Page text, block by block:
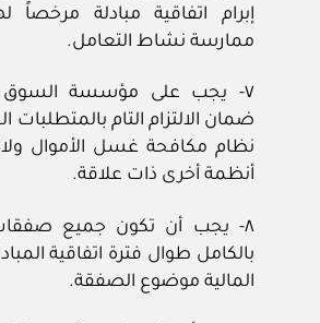
إبرام اتفاقية مبادلة
ممارسة نشاط التعامل.
٧- يجب على مؤسسة السوق
ضمان الالتزام التام
نظام مكافحة غسل الأموال
أنظمة أخرى ذات علاقة.
٨- يجب أن تكون جميع
بالكامل طوال فترة اتفاقية
المالية موضوع الصفقة.